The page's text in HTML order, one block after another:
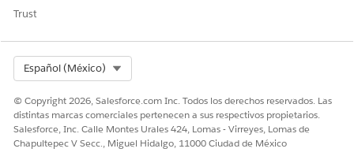
Trust
Español (México)
© Copyright 2026, Salesforce.com Inc. Todos los derechos reservados. Las
distintas marcas comerciales pertenecen a sus respectivos propietarios.
Salesforce, Inc. Calle Montes Urales 424, Lomas - Virreyes, Lomas de
Chapultepec V Secc., Miguel Hidalgo, 11000 Ciudad de México